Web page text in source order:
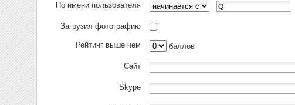
По имени пользователя
Загрузил фотографию
Рейтинг выше чем баллов
Сайт
Skype